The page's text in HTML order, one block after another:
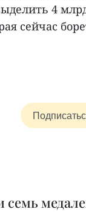
4
сейчас
семь